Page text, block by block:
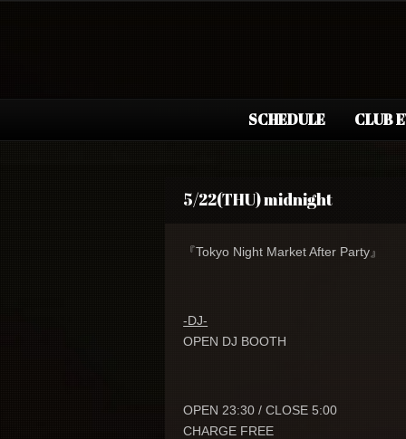
SCHEDULE CLUB
5/22(THU) midnight
『Tokyo Night Market After Party』
-DJ-
OPEN DJ BOOTH
OPEN 23:30 / CLOSE 5:00
CHARGE FREE